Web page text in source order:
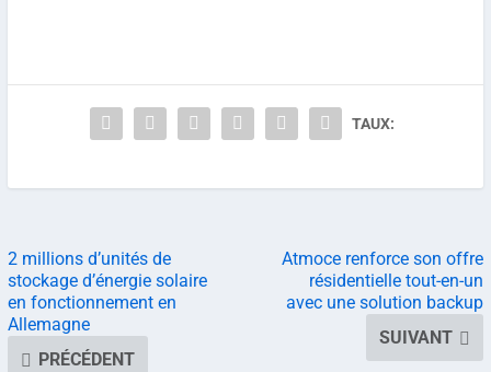
TAUX:
2 millions d’unités de
stockage d’énergie solaire
en fonctionnement en
Allemagne
PRÉCÉDENT
Atmoce renforce son offre
résidentielle tout-en-un
avec une solution backup
SUIVANT